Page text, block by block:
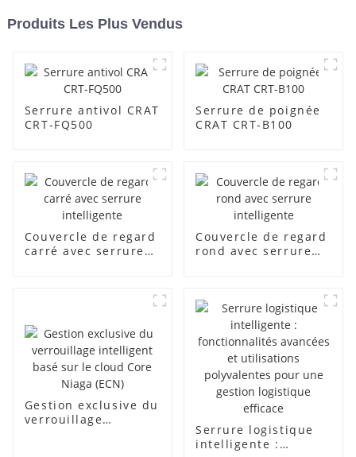
Produits Les Plus Vendus
Serrure antivol CRAT
CRT-FQ500
Serrure de poignée
CRAT CRT-B100
Couvercle de regard
carré avec serrure
Couvercle de regard
rond avec serrure
Gestion exclusive du
verrouillage
Serrure logistique
intelligente :